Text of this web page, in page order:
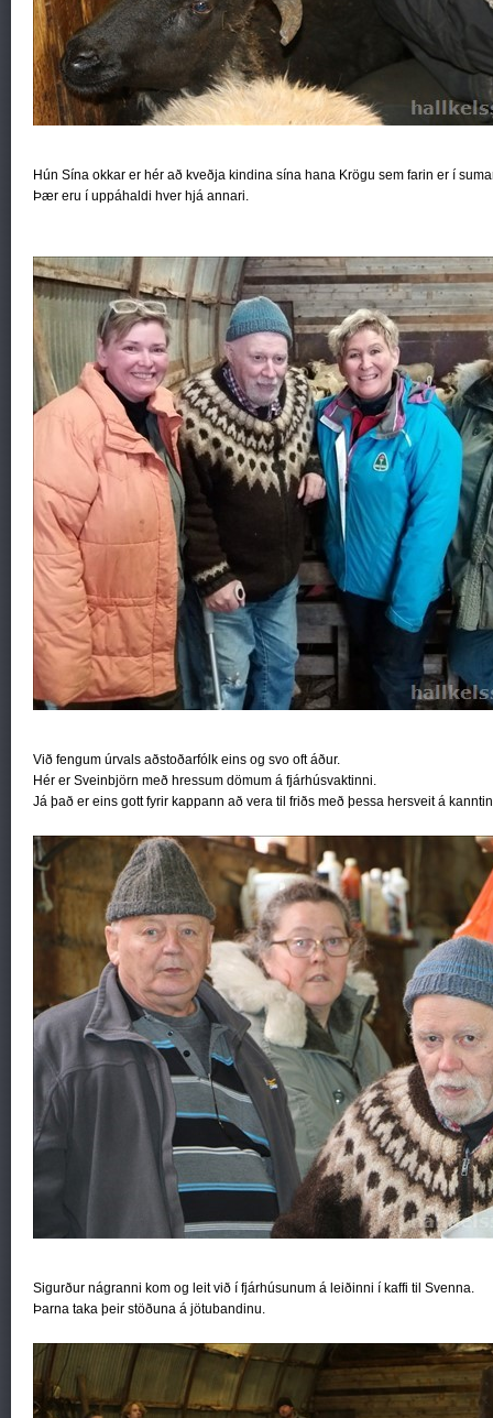
Hún Sína okkar er hér að kveðja kindina sína hana Krögu sem farin er í
Þær eru í uppáhaldi hver hjá annari.
Við fengum úrvals aðstoðarfólk eins og svo oft áður.
Hér er Sveinbjörn með hressum dömum á fjárhúsvaktinni.
Já það er eins gott fyrir kappann að vera til friðs með þessa hersveit á
Sigurður nágranni kom og leit við í fjárhúsunum á leiðinni í kaffi til Svenna.
Þarna taka þeir stöðuna á jötubandinu.